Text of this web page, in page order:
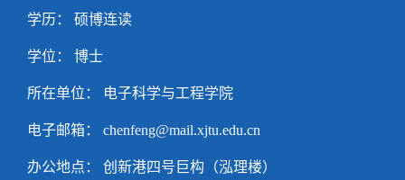
学历： 硕博连读
学位： 博士
所在单位： 电子科学与工程学院
电子邮箱： chenfeng@mail.xjtu.edu.cn
办公地点： 创新港四号巨构（泓理楼）